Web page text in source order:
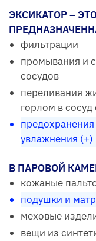
ЭКСИКАТОР –
фильтрации
промывания и
сосудов
переливания
горлом в
увлажнения (+)
В ПАРОВОЙ
кожаные
подушки и
меховые
вещи из